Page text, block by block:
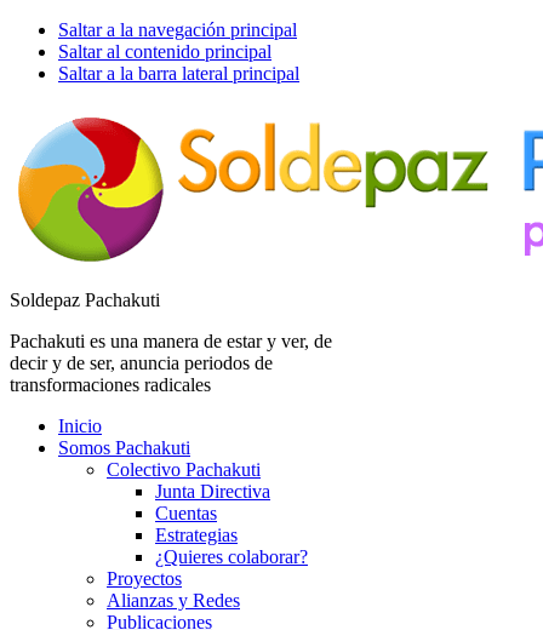
Saltar a la navegación principal
Saltar al contenido principal
Saltar a la barra lateral principal
Soldepaz Pachakuti
Pachakuti es una manera de estar y ver, de
decir y de ser, anuncia periodos de
transformaciones radicales
Inicio
Somos Pachakuti
Colectivo Pachakuti
Junta Directiva
Cuentas
Estrategias
¿Quieres colaborar?
Proyectos
Alianzas y Redes
Publicaciones